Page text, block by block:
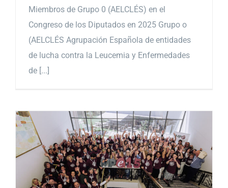
Miembros de Grupo 0 (AELCLÉS) en el
Congreso de los Diputados en 2025 Grupo o
(AELCLÉS Agrupación Española de entidades
de lucha contra la Leucemia y Enfermedades
de [...]